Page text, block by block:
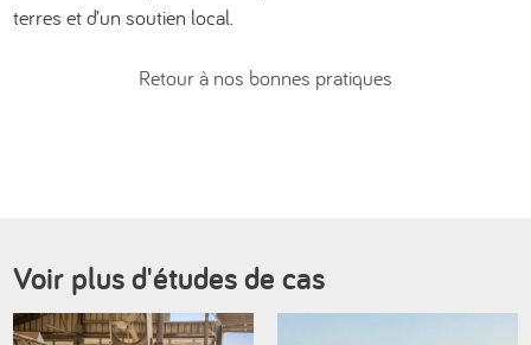
terres et d’un soutien local.
Retour à nos bonnes pratiques
Voir plus d'études de cas